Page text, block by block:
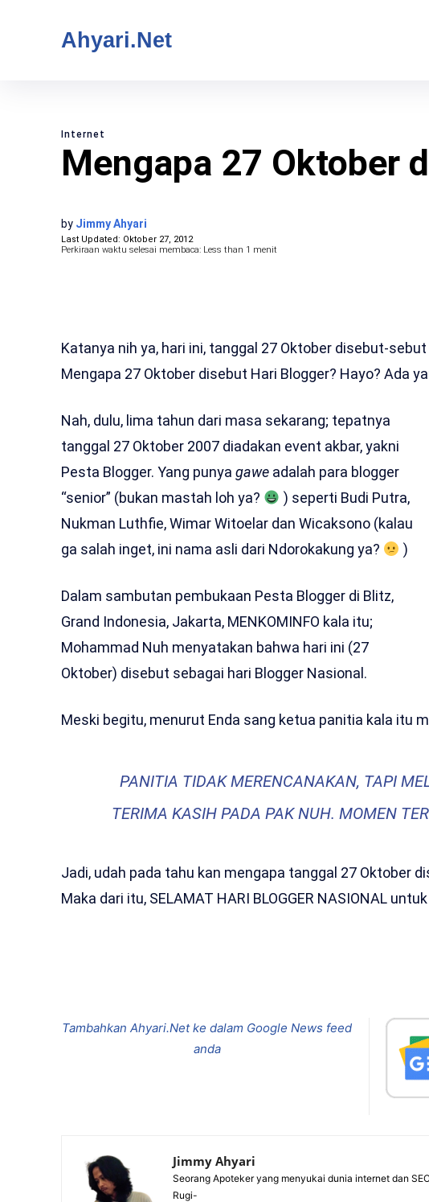
Ahyari.Net
Internet
Mengapa 27 Oktober
by Jimmy Ahyari
Last Updated: Oktober 27, 2012
Perkiraan waktu selesai membaca: Less than 1 menit
Katanya nih ya, hari ini, tanggal 27 Oktober disebut-
Mengapa 27 Oktober disebut Hari Blogger? Hayo? Ada
Nah, dulu, lima tahun dari masa sekarang; tepatnya
tanggal 27 Oktober 2007 diadakan event akbar, yakni
Pesta Blogger. Yang punya gawe adalah para blogger
“senior” (bukan mastah loh ya?
) seperti Budi Putra,
Nukman Luthfie, Wimar Witoelar dan Wicaksono (kalau
ga salah inget, ini nama asli dari Ndorokakung ya?
)
Dalam sambutan pembukaan Pesta Blogger di Blitz,
Grand Indonesia, Jakarta, MENKOMINFO kala itu;
Mohammad Nuh menyatakan bahwa hari ini (27
Oktober) disebut sebagai hari Blogger Nasional.
Meski begitu, menurut Enda sang ketua panitia kala itu
PANITIA TIDAK MERENCANAKAN, TAPI
TERIMA KASIH PADA PAK NUH. MOMEN
Jadi, udah pada tahu kan mengapa tanggal 27 Oktober
Maka dari itu, SELAMAT HARI BLOGGER NASIONAL
Tambahkan Ahyari.Net ke dalam Google News feed
anda
Jimmy Ahyari
Seorang Apoteker yang menyukai dunia internet dan
Rugi-